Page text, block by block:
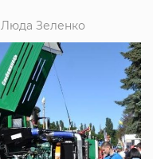
Люда Зеленко